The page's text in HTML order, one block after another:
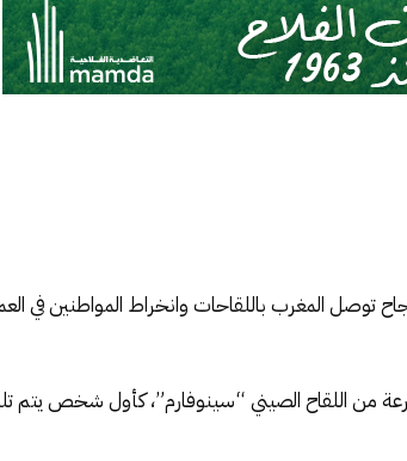
نجاح توصل المغرب باللقاحات وانخراط المواطنين في
من اللقاح الصيني “سينوفارم”، كأول شخص يتم